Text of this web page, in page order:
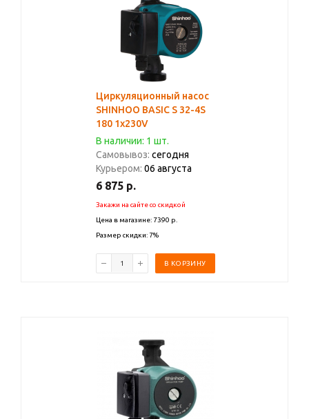
Циркуляционный насос
SHINHOO BASIC S 32-4S
180 1x230V
В наличии: 1 шт.
Самовывоз: сегодня
Курьером: 06 августа
6 875 р.
Закажи на сайте со скидкой
Цена в магазине: 7390 р.
Размер скидки: 7%
В КОРЗИНУ